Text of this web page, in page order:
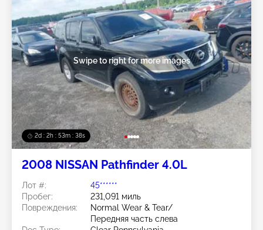
2d : 2h : 53m : 35s
Swipe to right for more images
2008 NISSAN Pathfinder 4.0L
Лот #:
45******
Пробег:
231,091 миль
Повреждения:
Normal Wear & Tear/
Передняя часть слева